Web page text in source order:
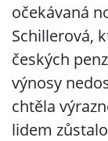
očekávaná
Schillerová,
českých
výnosy
chtěla
lidem